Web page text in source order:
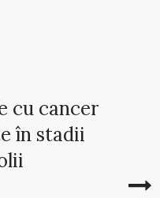
cu cancer
în stadii